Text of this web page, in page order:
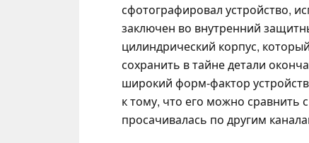
сфотографировал устройство,
заключен во внутренний
цилиндрический корпус,
сохранить в тайне детали
широкий форм-фактор
к тому, что его можно
просачивалась по другим